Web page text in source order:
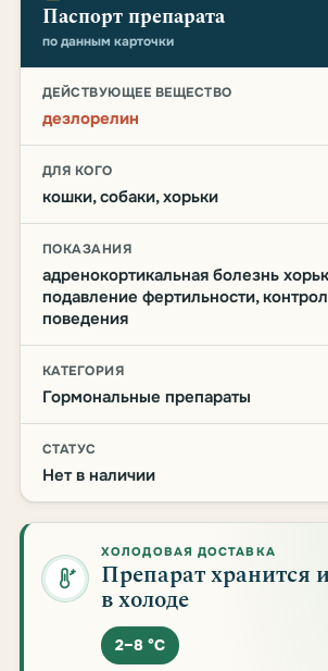
Паспорт препарата
по данным карточки
ДЕЙСТВУЮЩЕЕ ВЕЩЕСТВО
дезлорелин
ДЛЯ КОГО
кошки, собаки, хорьки
ПОКАЗАНИЯ
адренокортикальная болезнь
подавление фертильности,
поведения
КАТЕГОРИЯ
Гормональные препараты
СТАТУС
Нет в наличии
ХОЛОДОВАЯ ДОСТАВКА
Препарат хранится
в холоде
2–8 °C